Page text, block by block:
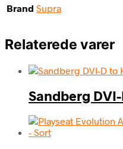
Brand Supra
Relaterede varer
Sandberg